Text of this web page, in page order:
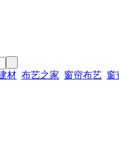
材 布艺之家 窗帘布艺 窗